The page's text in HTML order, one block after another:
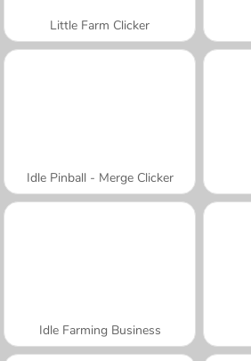
Little Farm Clicker
Idle Pinball - Merge Clicker
Idle Farming Business